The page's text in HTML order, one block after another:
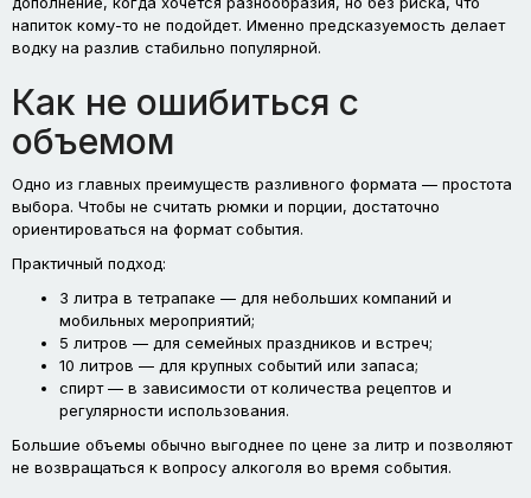
напиток кому-то не подойдет. Именно предсказуемость делает
водку на разлив стабильно популярной.
Как не ошибиться с
объемом
Одно из главных преимуществ разливного формата — простота
выбора. Чтобы не считать рюмки и порции, достаточно
ориентироваться на формат события.
Практичный подход:
3 литра в тетрапаке — для небольших компаний и
мобильных мероприятий;
5 литров — для семейных праздников и встреч;
10 литров — для крупных событий или запаса;
спирт — в зависимости от количества рецептов и
регулярности использования.
Большие объемы обычно выгоднее по цене за литр и позволяют
не возвращаться к вопросу алкоголя во время события.